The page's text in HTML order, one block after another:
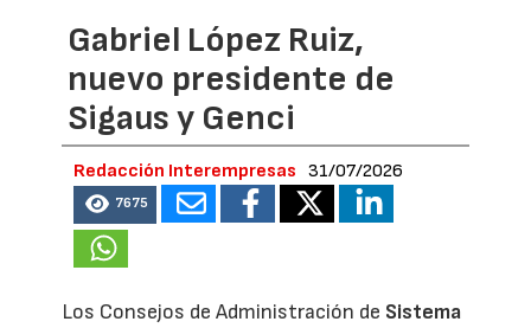
Gabriel López Ruiz,
nuevo presidente de
Sigaus y Genci
Redacción Interempresas 31/07/2026
7675
Los Consejos de Administración de Sistema